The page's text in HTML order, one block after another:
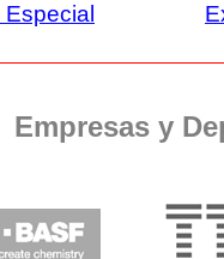
Empresas y